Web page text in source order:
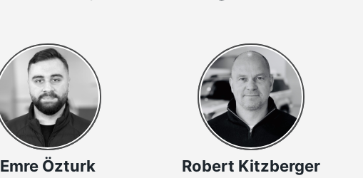
Emre Özturk Robert Kitzberger